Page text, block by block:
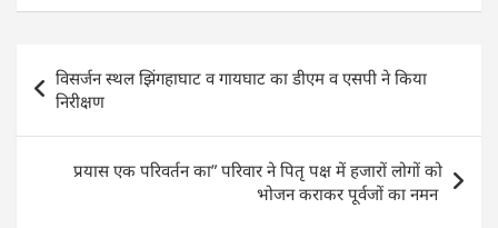
at
s
A
p
p
c
e
b
o
o
itt
er
k
e
dI
n
ai
l
ar
e
Post
navigation
विसर्जन स्थल झिंगहाघाट व गायघाट का डीएम व एसपी ने किया
निरीक्षण
प्रयास एक परिवर्तन का” परिवार ने पितृ पक्ष में हजारों लोगों को
भोजन कराकर पूर्वजों का नमन